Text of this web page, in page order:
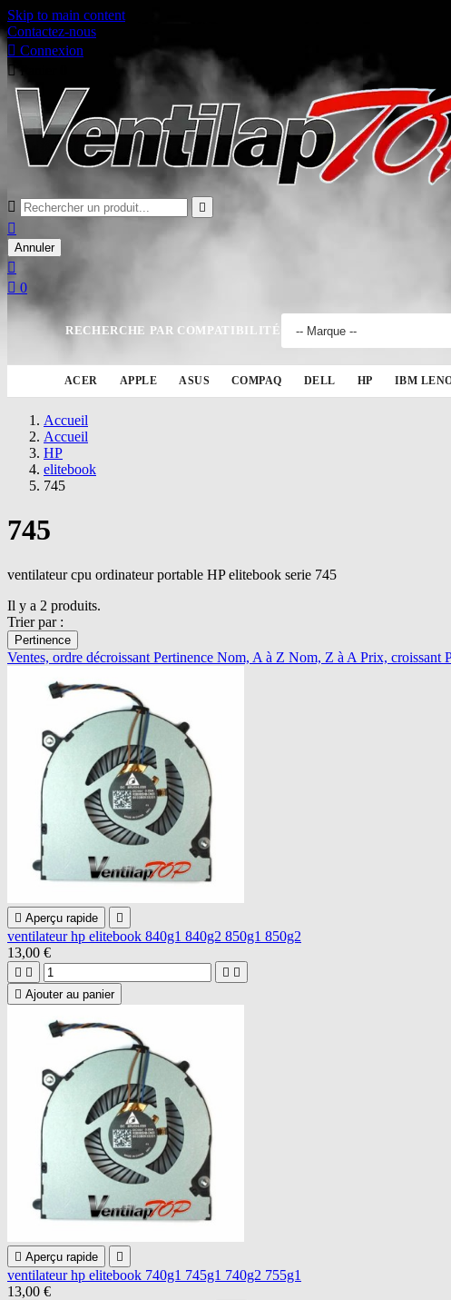
Skip to main content
Contactez-nous
 Connexion
 Panier
 

Annuler

 0
RECHERCHE PAR COMPATIBILITÉ
ACER APPLE ASUS COMPAQ DELL HP IBM
Accueil
Accueil
HP
elitebook
745
745
ventilateur cpu ordinateur portable HP elitebook serie 745
Il y a 2 produits.
Trier par :
Pertinence
Ventes, ordre décroissant Pertinence Nom, A à Z Nom, Z à A Prix, croissant
 Aperçu rapide 
ventilateur hp elitebook 840g1 840g2 850g1 850g2
13,00 €
   
 Ajouter au panier
 Aperçu rapide 
ventilateur hp elitebook 740g1 745g1 740g2 755g1
13,00 €